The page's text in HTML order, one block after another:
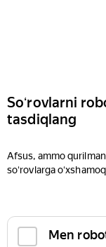
Soʻrovlarni
tasdiqlang
Afsus, ammo
soʻrovlarga
Men